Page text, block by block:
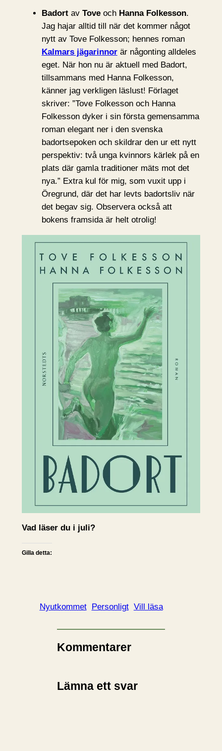
Badortav Toveoch Hanna Folkesson.
Jag hajar alltid till när det kommer något
nytt av Tove Folkesson; hennes roman
Kalmars jägarinnorär någonting alldeles
eget. När hon nu är aktuell med Badort,
tillsammans med Hanna Folkesson,
känner jag verkligen läslust! Förlaget
skriver: ”Tove Folkesson och Hanna
Folkesson dyker i sin första gemensamma
roman elegant ner i den svenska
badortsepoken och skildrar den ur ett nytt
perspektiv: två unga kvinnors kärlek på en
plats där gamla traditioner mäts mot det
nya.” Extra kul för mig, som vuxit upp i
Öregrund, där det har levts badortsliv när
det begav sig. Observera också att
bokens framsida är helt otrolig!
Vad läser du i juli?
Gilla detta:
Nyutkommet Personligt Vill läsa
Kommentarer
Lämna ett svar